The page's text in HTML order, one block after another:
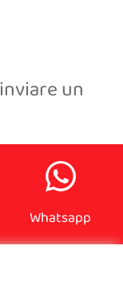
un
Whatsapp